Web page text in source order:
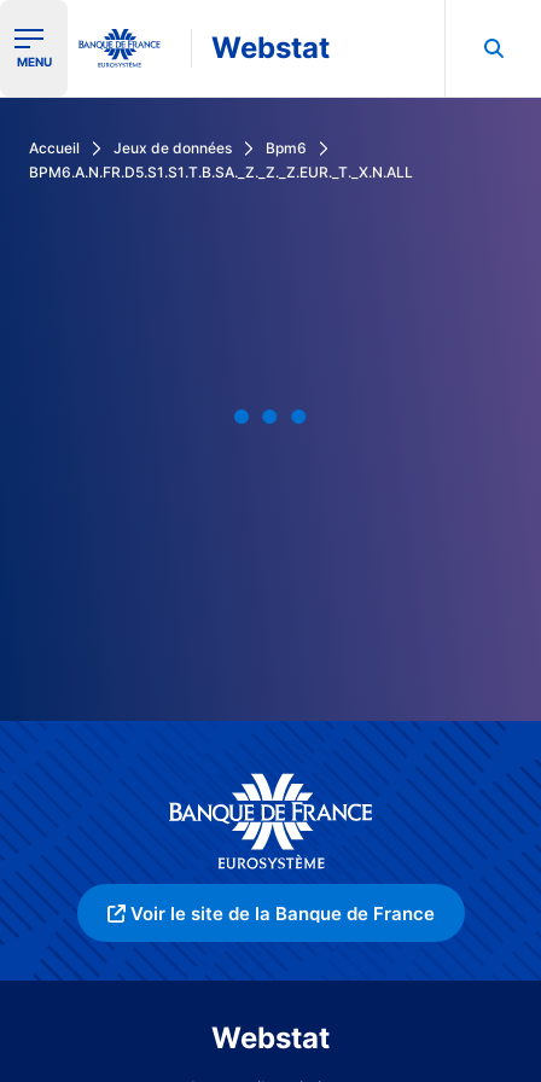
Ouvrir le menu de navigation
MENU Webstat
Accueil Jeux de données
Bpm6
BPM6.A.N.FR.D5.S1.S1.T.B.SA._Z._Z._Z.EUR._T._X.N.ALL
Voir le site de la Banque de France
Webstat